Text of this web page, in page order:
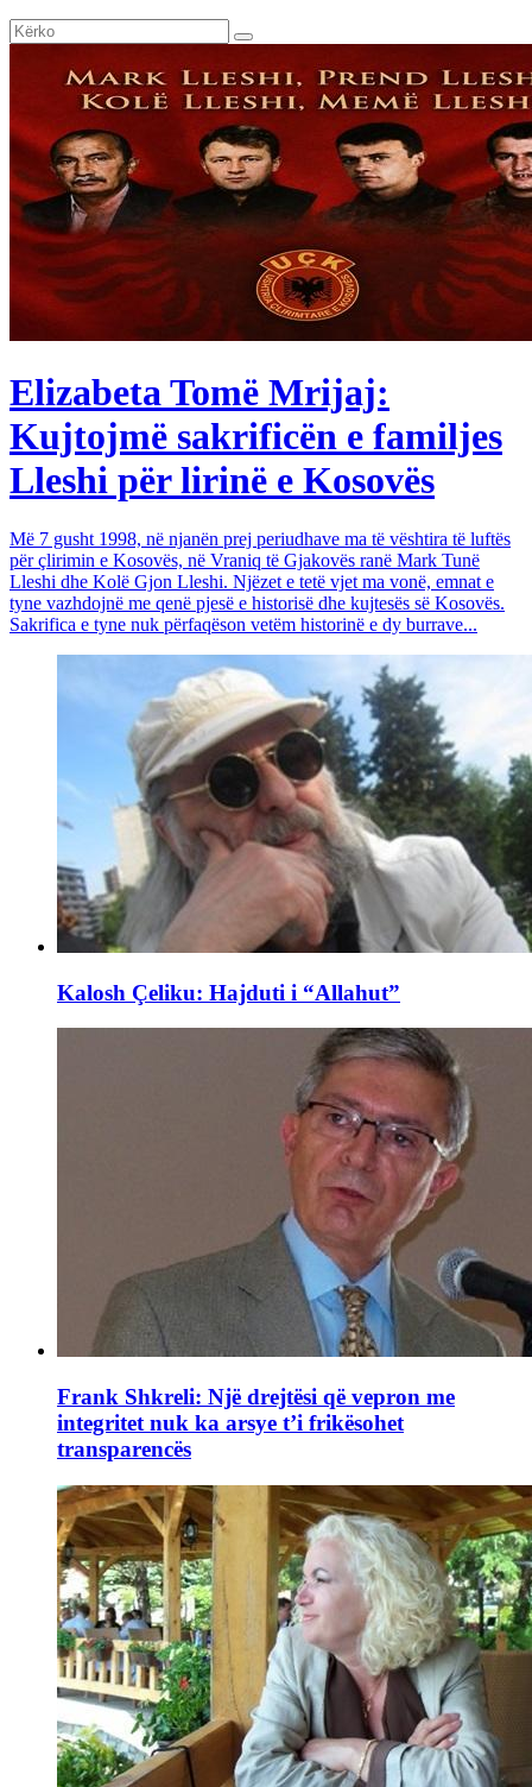
Elizabeta Tomë Mrijaj:
Kujtojmë sakrificën e familjes
Lleshi për lirinë e Kosovës
Më 7 gusht 1998, në njanën prej periudhave ma të vështira të luftës
për çlirimin e Kosovës, në Vraniq të Gjakovës ranë Mark Tunë
Lleshi dhe Kolë Gjon Lleshi. Njëzet e tetë vjet ma vonë, emnat e
tyne vazhdojnë me qenë pjesë e historisë dhe kujtesës së Kosovës.
Sakrifica e tyne nuk përfaqëson vetëm historinë e dy burrave...
Kalosh Çeliku: Hajduti i “Allahut”
Frank Shkreli: Një drejtësi që vepron me
integritet nuk ka arsye t’i frikësohet
transparencës